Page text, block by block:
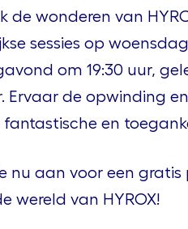
de wonderen van
sessies op
om 19:30 uur,
Ervaar de opwinding
fantastische en
nu aan voor een
wereld van HYROX!